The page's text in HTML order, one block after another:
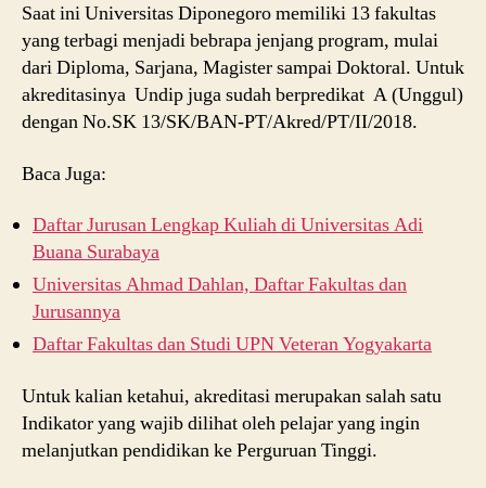
Saat ini Universitas Diponegoro memiliki 13 fakultas
yang terbagi menjadi bebrapa jenjang program, mulai
dari Diploma, Sarjana, Magister sampai Doktoral. Untuk
akreditasinya Undip juga sudah berpredikat A (Unggul)
dengan No.SK 13/SK/BAN-PT/Akred/PT/II/2018.
Baca Juga:
Daftar Jurusan Lengkap Kuliah di Universitas Adi
Buana Surabaya
Universitas Ahmad Dahlan, Daftar Fakultas dan
Jurusannya
Daftar Fakultas dan Studi UPN Veteran Yogyakarta
Untuk kalian ketahui, akreditasi merupakan salah satu
Indikator yang wajib dilihat oleh pelajar yang ingin
melanjutkan pendidikan ke Perguruan Tinggi.